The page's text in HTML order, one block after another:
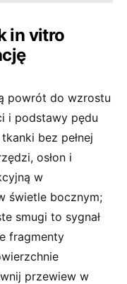
in vitro
powrót do wzrostu
i podstawy pędu
bez pełnej
osłon i
w
świetle bocznym;
smugi to sygnał
fragmenty
przewiew w